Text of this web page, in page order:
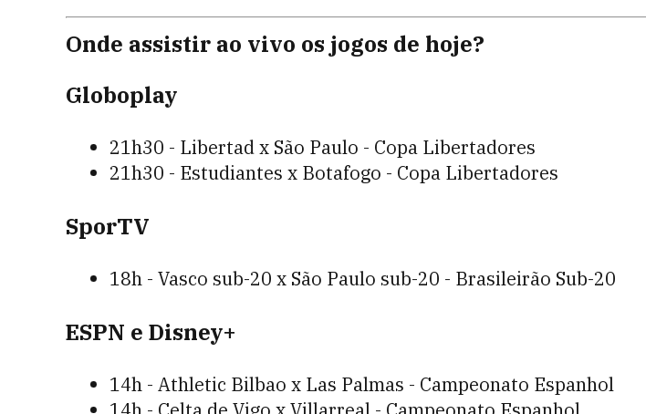
Onde assistir ao vivo os jogos de hoje?
Globoplay
21h30 - Libertad x São Paulo - Copa Libertadores
21h30 - Estudiantes x Botafogo - Copa Libertadores
SporTV
18h - Vasco sub-20 x São Paulo sub-20 - Brasileirão Sub-20
ESPN e Disney+
14h - Athletic Bilbao x Las Palmas - Campeonato Espanhol